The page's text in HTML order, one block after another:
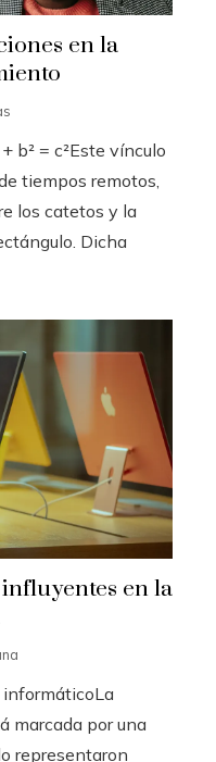
en la
b² = c²Este vínculo
tiempos remotos,
los catetos y la
Dicha
en la
informáticoLa
marcada por una
representaron